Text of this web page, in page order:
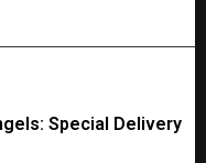
Special Delivery